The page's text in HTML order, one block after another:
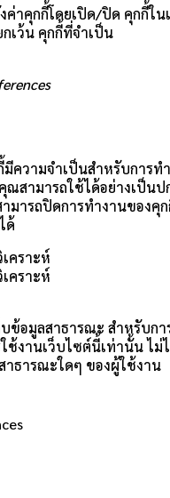
ค่าคุกกี้โดยเปิด/ปิด คุกกี้ใ
เว้น คุกกี้ที่จำเป็น
ความจำเป็นสำหรับการท
ณสามารถใช้ได้อย่างเป็น
มารถปิดการทำงานของคุ
ด้
คราะห์
คราะห์
ข้อมูลสาธารณะ สำหรับกา
ช้งานเว็บไซต์นี้เท่านั้น ไม่
าธารณะใดๆ ของผู้ใช้งาน